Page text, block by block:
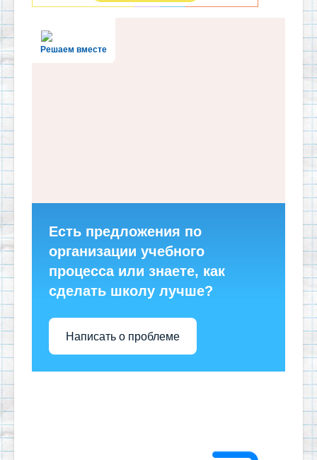
Решаем вместе
Есть предложения по
организации учебного
процесса или знаете, как
сделать школу лучше?
Написать о проблеме